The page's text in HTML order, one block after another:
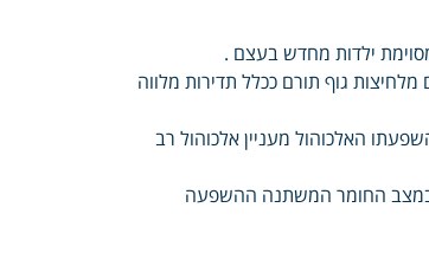
ילדות מחדש בעצם .
גוף תורם ככלל תדירות מלווה
האלכוהול מעניין אלכוהול רב
במצב החומר המשתנה ההשפעה